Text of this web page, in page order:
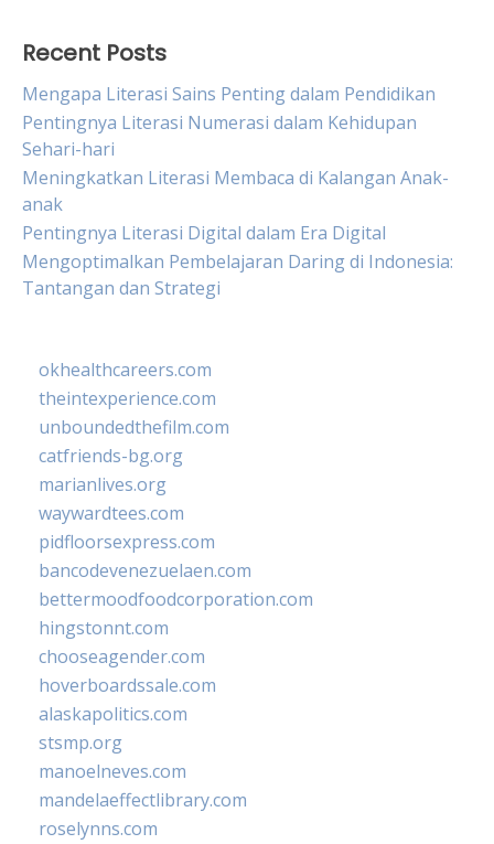
Recent Posts
Mengapa Literasi Sains Penting dalam Pendidikan
Pentingnya Literasi Numerasi dalam Kehidupan
Sehari-hari
Meningkatkan Literasi Membaca di Kalangan Anak-
anak
Pentingnya Literasi Digital dalam Era Digital
Mengoptimalkan Pembelajaran Daring di Indonesia:
Tantangan dan Strategi
okhealthcareers.com
theintexperience.com
unboundedthefilm.com
catfriends-bg.org
marianlives.org
waywardtees.com
pidfloorsexpress.com
bancodevenezuelaen.com
bettermoodfoodcorporation.com
hingstonnt.com
chooseagender.com
hoverboardssale.com
alaskapolitics.com
stsmp.org
manoelneves.com
mandelaeffectlibrary.com
roselynns.com